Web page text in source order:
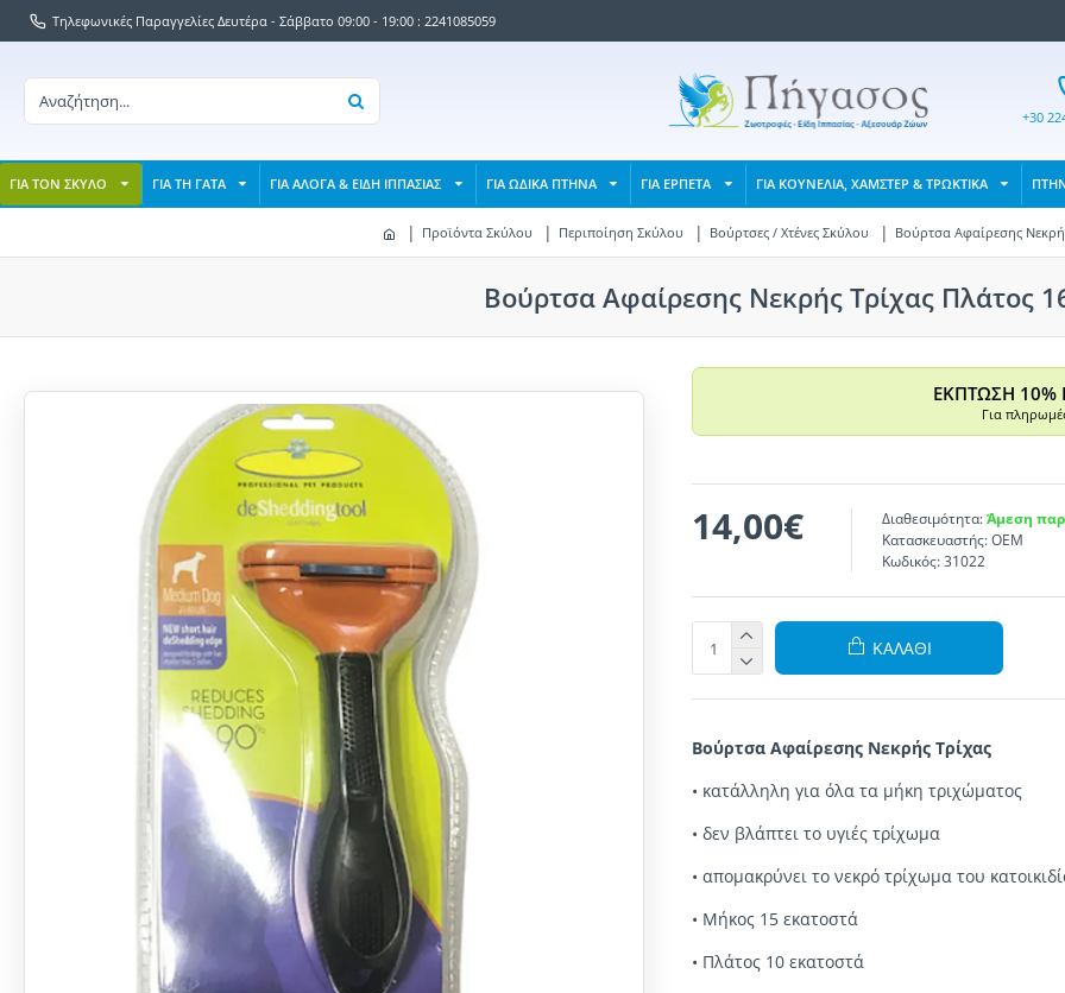
Τηλεφωνικές Παραγγελίες Δευτέρα - Σάββατο 09:00 - 19:00 : 2241085059
+30
ΓΙΑ ΤΟΝ ΣΚΥΛΟ ΓΙΑ ΤΗ ΓΑΤΑ ΓΙΑ ΑΛΟΓΑ & ΕΙΔΗ ΙΠΠΑΣΙΑΣ ΓΙΑ ΩΔΙΚΑ ΠΤΗΝΑ ΓΙΑ ΕΡΠΕΤΑ ΓΙΑ ΚΟΥΝΕΛΙΑ, ΧΑΜΣΤΕΡ & ΤΡΩΚΤΙΚΑ
Προϊόντα Σκύλου Περιποίηση Σκύλου Βούρτσες / Χτένες Σκύλου Βούρτσα Αφαίρεσης
Βούρτσα Αφαίρεσης Νεκρής Τρίχας Πλάτος
ΕΚΠΤΩΣΗ 10%
Για
14,00€ Διαθεσιμότητα: Άμεση
Κατασκευαστής: ΟΕΜ
Κωδικός: 31022
ΚΑΛΆΘΙ
Βούρτσα Αφαίρεσης Νεκρής Τρίχας
• κατάλληλη για όλα τα μήκη τριχώματος
• δεν βλάπτει το υγιές τρίχωμα
• απομακρύνει το νεκρό τρίχωμα του
• Μήκος 15 εκατοστά
• Πλάτος 10 εκατοστά